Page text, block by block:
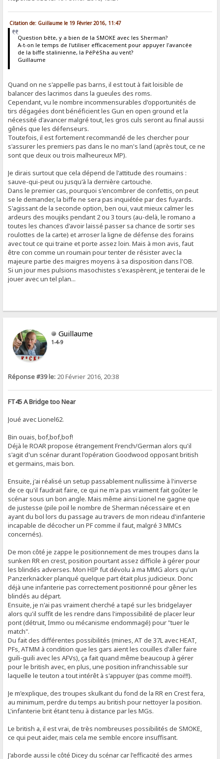
Citation de: Guillaume le 19 Février 2016, 11:47
Question bête, y a bien de la SMOKE avec les Sherman?
A-t-on le temps de l'utiliser efficacement pour appuyer l'avancée
de la biffe stalinienne, la PéPéSha au vent?
Guillaume
Quand on ne s'appelle pas barns, il est tout à fait loisible de
balancer des lacrimos dans la gueules des roms.
Cependant, vu le nombre incommensurables d'opportunités de
tirs dégagées dont bénéficient les Gun en open ground et la
nécessité d'avancer malgré tout, les gros culs seront au final aussi
gênés que les défenseurs.
Toutefois, il est fortement recommandé de les chercher pour
s'assurer les premiers pas dans le no man's land (après tout, ce ne
sont que deux ou trois malheureux MP).
Je dirais surtout que cela dépend de l'attitude des roumains :
sauve-qui-peut ou jusqu'à la dernière cartouche.
Dans le premier cas, pourquoi s'encombrer de confettis, on peut
se le demander, la biffe ne sera pas inquiétée par des fuyards.
S'agissant de la seconde option, ben oui, vaut mieux calmer les
ardeurs des moujiks pendant 2 ou 3 tours (au-delà, le romano a
toutes les chances d'avoir laissé passer sa chance de sortir ses
roulottes de la carte) et arroser la ligne de défense des forains
avec tout ce qui traine et porte assez loin. Mais à mon avis, faut
être con comme un roumain pour tenter de résister avec la
majeure partie des maigres moyens à sa disposition dans l'OB.
Si un jour mes pulsions masochistes s'exaspèrent, je tenterai de le
jouer avec un tel plan...
Guillaume
1-4-9
Réponse #39 le: 20 Février 2016, 20:38
FT45 A Bridge too Near
Joué avec Lionel62.
Bin ouais, bof,bof,bof!
Déjà le ROAR propose étrangement French/German alors qu'il
s'agit d'un scénar durant l'opération Goodwood opposant british
et germains, mais bon.
Ensuite, j'ai réalisé un setup passablement nullissime à l'inverse
de ce qu'il faudrait faire, ce qui ne m'a pas vraiment fait goûter le
scénar sous un bon angle. Mais même ainsi Lionel ne gagne que
de justesse (pile poil le nombre de Sherman nécessaire et en
ayant du bol lors du passage au travers de mon rideau d'infanterie
incapable de décocher un PF comme il faut, malgré 3 MMCs
concernés).
De mon côté je zappe le positionnement de mes troupes dans la
sunken RR en crest, position pourtant assez difficile à gérer pour
les blindés adverses. Mon HIP fut dévolu à ma MMG alors qu'un
Panzerknäcker planqué quelque part était plus judicieux. Donc
déjà une infanterie pas correctement positionné pour gêner les
blindés au départ.
Ensuite, je n'ai pas vraiment cherché a tapé sur les bridgelayer
alors qu'il suffit de les rendre dans l'impossibilité de placer leur
pont (détruit, Immo ou mécanisme endommagé) pour "tuer le
match".
Du fait des différentes possibilités (mines, AT de 37L avec HEAT,
PFs, ATMM à condition que les gars aient les couilles d'aller faire
guili-guili avec les AFVs), ça fait quand même beaucoup à gérer
pour le british avec, en plus, une position infranchissable sur
laquelle le teuton a tout intérêt à s'appuyer (pas comme moi!!!).
Je m'explique, des troupes skulkant du fond de la RR en Crest fera,
au minimum, perdre du temps au british pour nettoyer la position.
L'infanterie brit étant tenu à distance par les MGs.
Le british a, il est vrai, de très nombreuses possibilités de SMOKE,
ce qui peut aider, mais cela me semble encore insuffisant.
J'aborde aussi le côté Dicey du scénar car l'efficacité des armes